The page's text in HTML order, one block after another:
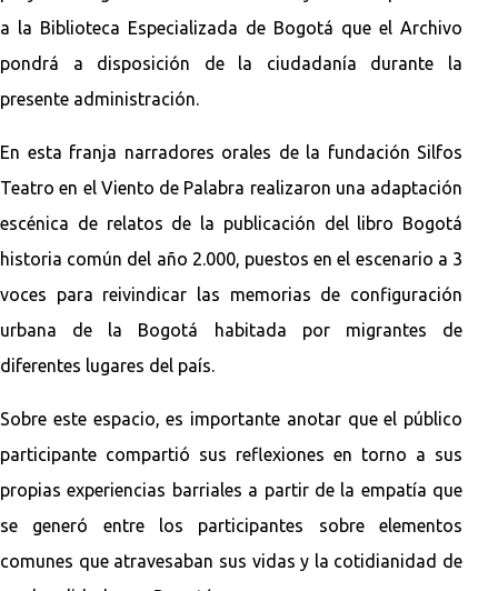
a la Biblioteca Especializada de Bogotá que el Archivo
pondrá a disposición de la ciudadanía durante la
presente administración.
En esta franja narradores orales de la fundación Silfos
Teatro en el Viento de Palabra realizaron una adaptación
escénica de relatos de la publicación del libro Bogotá
historia común del año 2.000, puestos en el escenario a 3
voces para reivindicar las memorias de configuración
urbana de la Bogotá habitada por migrantes de
diferentes lugares del país.
Sobre este espacio, es importante anotar que el público
participante compartió sus reflexiones en torno a sus
propias experiencias barriales a partir de la empatía que
se generó entre los participantes sobre elementos
comunes que atravesaban sus vidas y la cotidianidad de